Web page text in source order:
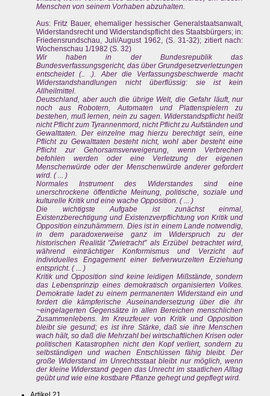
Menschen von seinem Vorhaben abzuhalten.
Aus: Fritz Bauer, ehemaliger hessischer Generalstaatsanwalt,
Widerstandsrecht und Widerstandspflicht des Staatsbürgers; in:
Friedensrundschau, Juli/August 1962, (S. 31-32); zitiert nach:
Wochenschau 1/1982 (S. 32)
Wir haben in der Bundesrepublik das
Bundesverfassungsgericht, das über Grundgesetzverletzungen
entscheidet (.. .). Aber die Verfassungsbeschwerde macht
Widerstandshandlungen nicht überflüssig: sie ist kein
Allheilmittel.
Deutschland, aber auch die übrige Welt, die Gefahr läuft, nur
noch aus Robotern, Automaten und Plattenspielern zu
bestehen, muß lernen, nein zu sagen. Widerstandspflicht heißt
nicht Pflicht zum Tyrannenmord, nicht Pflicht zu Aufständen und
Gewalttaten. Der einzelne mag hierzu berechtigt sein, eine
Pflicht zu Gewalttaten besteht nicht, wohl aber besteht eine
Pflicht zur Gehorsamsverweigerung, wenn Verbrechen
befohlen werden oder eine Verletzung der eigenen
Menschenwürde oder der Menschenwürde anderer gefordert
wird. ( ... )
Normales Instrument des Widerstandes sind eine
unerschrockene öffentliche Meinung, politische, soziale und
kulturelle Kritik und eine wache Opposition. ( ... )
Die wichtigste Aufgabe ist zunächst einmal,
Existenzberechtigung und Existenzverpflichtung von Kritik und
Opposition einzuhämmern. Dies ist in einem Lande notwendig,
in dem paradoxerweise ganz im Widerspruch zu der
historischen Realität "Zwietracht" als Erzübel betrachtet wird,
während einträchtiger Konformismus und Verzicht auf
individuelles Engagement einer tiefverwurzelten Erziehung
entspricht. ( ... )
Kritik und Opposition sind keine leidigen Mißstände, sondern
das Lebensprinzip eines demokratisch organisierten Volkes.
Demokratie ladet zu einem permanenten Widerstand ein und
fordert die kämpferische Auseinandersetzung über die ihr
~eingelagerten Gegensätze in allen Bereichen menschlichen
Zusammenlebens. Im Kreuzfeuer von Kritik und Opposition
bleibt sie gesund; es ist ihre Stärke, daß sie ihre Menschen
wach hält, so daß die Mehrzahl bei wirtschaftlichen Krisen oder
politischen Katastrophen nicht den Kopf verliert, sondern zu
selbständigen und wachen Entschlüssen fähig bleibt. Der
große Widerstand im Unrechtsstaat bleibt nur möglich, wenn
der kleine Widerstand gegen das Unrecht im staatlichen Alltag
geübt und wie eine kostbare Pflanze gehegt und gepflegt wird.